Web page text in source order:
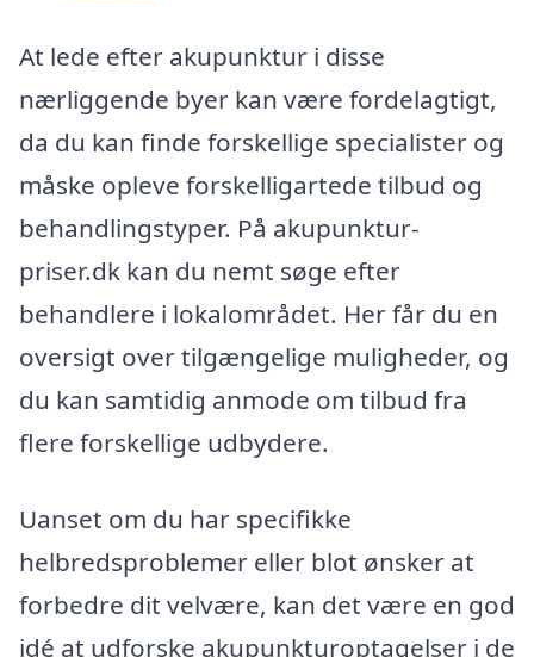
At lede efter akupunktur i disse
nærliggende byer kan være fordelagtigt,
da du kan finde forskellige specialister og
måske opleve forskelligartede tilbud og
behandlingstyper. På akupunktur-
priser.dk kan du nemt søge efter
behandlere i lokalområdet. Her får du en
oversigt over tilgængelige muligheder, og
du kan samtidig anmode om tilbud fra
flere forskellige udbydere.
Uanset om du har specifikke
helbredsproblemer eller blot ønsker at
forbedre dit velvære, kan det være en god
idé at udforske akupunkturoptagelser i de